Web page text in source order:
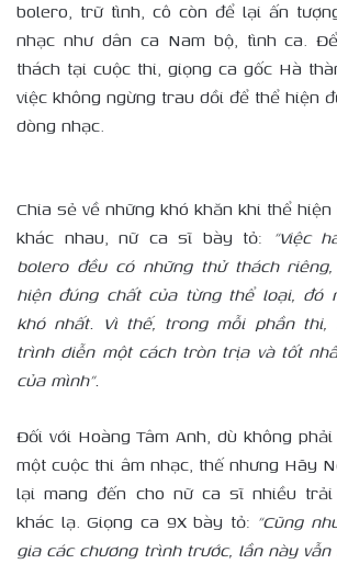
bolero, trữ tình, cô còn để lại ấn
nhạc như dân ca Nam bộ, tình ca.
thách tại cuộc thi, giọng ca gốc Hà
việc không ngừng trau dồi để thể hiện
dòng nhạc.
Chia sẻ về những khó khăn khi thể
khác nhau, nữ ca sĩ bày tỏ: “Việc
bolero đều có những thử thách
hiện đúng chất của từng thể loại, đó
khó nhất. Vì thế, trong mỗi phần
trình diễn một cách tròn trịa và tốt
của mình”.
Đối với Hoàng Tâm Anh, dù không
một cuộc thi âm nhạc, thế nhưng Hãy
lại mang đến cho nữ ca sĩ nhiều trải
khác lạ. Giọng ca 9X bày tỏ: “Cũng
gia các chương trình trước, lần này